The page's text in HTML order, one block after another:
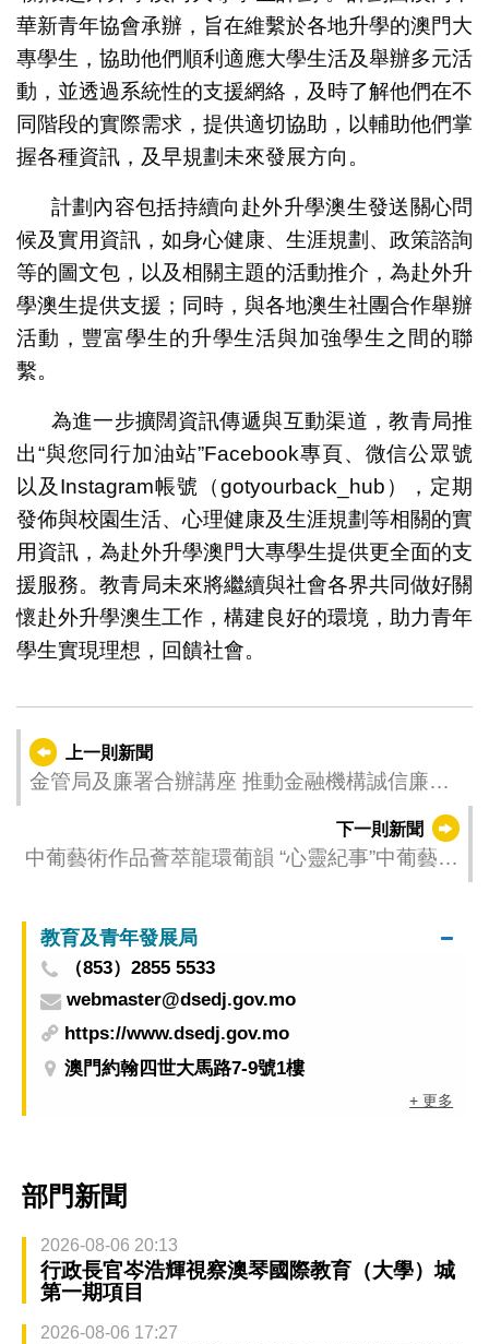
華新青年協會承辦，旨在維繫於各地升學的澳門大
專學生，協助他們順利適應大學生活及舉辦多元活
動，並透過系統性的支援網絡，及時了解他們在不
同階段的實際需求，提供適切協助，以輔助他們掌
握各種資訊，及早規劃未來發展方向。
計劃內容包括持續向赴外升學澳生發送關心問
候及實用資訊，如身心健康、生涯規劃、政策諮詢
等的圖文包，以及相關主題的活動推介，為赴外升
學澳生提供支援；同時，與各地澳生社團合作舉辦
活動，豐富學生的升學生活與加強學生之間的聯
繫。
為進一步擴闊資訊傳遞與互動渠道，教青局推
出“與您同行加油站”Facebook專頁、微信公眾號
以及Instagram帳號（gotyourback_hub），定期
發佈與校園生活、心理健康及生涯規劃等相關的實
用資訊，為赴外升學澳門大專學生提供更全面的支
援服務。教青局未來將繼續與社會各界共同做好關
懷赴外升學澳生工作，構建良好的環境，助力青年
學生實現理想，回饋社會。
上一則新聞
金管局及廉署合辦講座 推動金融機構誠信廉潔
下一則新聞
中葡藝術作品薈萃龍環葡韻 “心靈紀事”中葡藝術
教育及青年發展局
（853）2855 5533
webmaster@dsedj.gov.mo
https://www.dsedj.gov.mo
澳門約翰四世大馬路7-9號1樓
+ 更多
部門新聞
2026-08-06 20:13
行政長官岑浩輝視察澳琴國際教育（大學）城
第一期項目
2026-08-06 17:27